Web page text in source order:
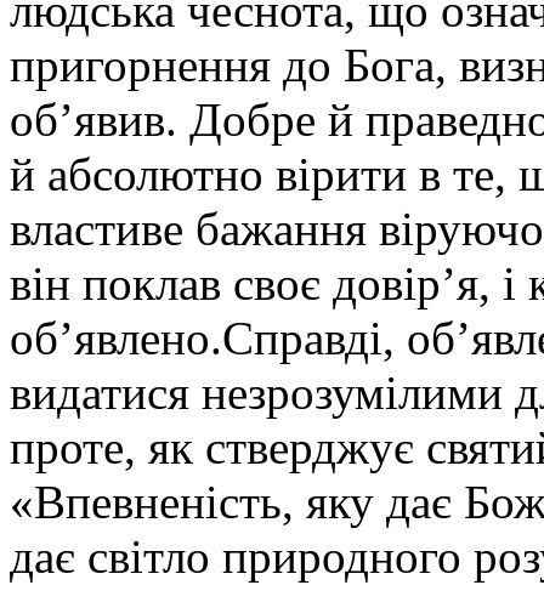
пригорнення до Бога,
об’явив. Добре й
й абсолютно вірити в те,
властиве бажання
він поклав своє довір’я,
об’явлено.Справді,
видатися незрозумілими
проте, як стверджує
«Впевненість, яку дає
дає світло природного